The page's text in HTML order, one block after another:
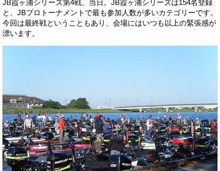
JB霞ヶ浦シリーズ第4戦、当日。JB霞ヶ浦シリーズは154名登録
と、JBプロトーナメントで最も参加人数が多いカテゴリーです。
今回は最終戦ということもあり、会場にはいつも以上の緊張感が
漂います。